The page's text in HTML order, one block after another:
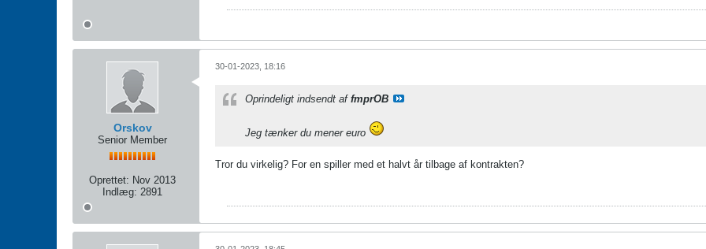
Orskov
Senior Member
Oprettet: Nov 2013
Indlæg: 2891
30-01-2023, 18:16
Oprindeligt indsendt af fmprOB
Jeg tænker du mener euro
Tror du virkelig? For en spiller med et halvt år tilbage af kontrakten?